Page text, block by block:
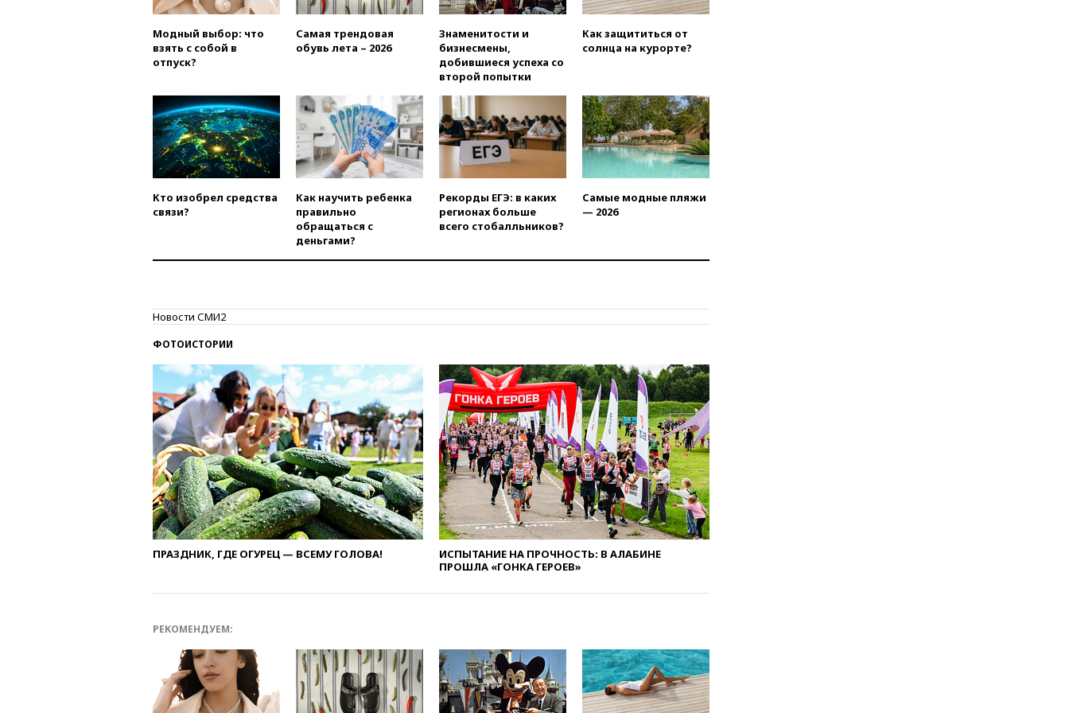
выбрал подрядчика для
строительства военной базы в
Газе
снять «Яблоко» с выборов в
Госдуму
вчера, 17:45Правительство
получит «золотую акцию» в
управлении аэропортом
вчера, 17:35Шесть человек
пострадали при ударе ВСУ по
вчера, 17:17Власти РФ
бизнесу
вчера, 16:55Экс-директору
Popcorn Books запросили
четыре года условно
вчера, 16:46ЦБ:
международные резервы
России снизились
вчера, 16:35На
восстановление Херсонской
области направят 6,8 млрд
вчера, 16:16
эксплуатацию
вчера, 15:35Два человека
погибли при атаках дронов
ВСУ в Брянской области
Модный выбор: что
взять с собой в
отпуск?
Самая трендовая
обувь лета – 2026
Знаменитости и
бизнесмены,
добившиеся успеха со
второй попытки
Как защититься от
солнца на курорте?
Кто изобрел средства
связи?
Как научить ребенка
правильно
обращаться с
деньгами?
Рекорды ЕГЭ: в каких
регионах больше
всего стобалльников?
Самые модные пляжи
— 2026
Новости СМИ2
ФОТОИСТОРИИ
ПРАЗДНИК, ГДЕ ОГУРЕЦ — ВСЕМУ ГОЛОВА!
ИСПЫТАНИЕ НА ПРОЧНОСТЬ: В АЛАБИНЕ
ПРОШЛА «ГОНКА ГЕРОЕВ»
РЕКОМЕНДУЕМ: